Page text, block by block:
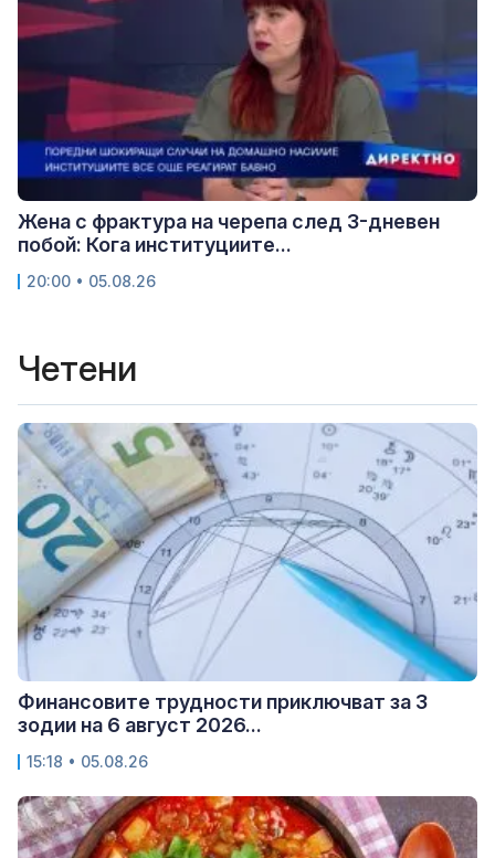
Жена с фрактура на черепа след 3-дневен
побой: Кога институциите...
20:00 • 05.08.26
Четени
Финансовите трудности приключват за 3
зодии на 6 август 2026...
15:18 • 05.08.26